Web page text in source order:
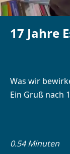
17 Jahre
Was wir
Ein Gruß nach
0.54 Minuten